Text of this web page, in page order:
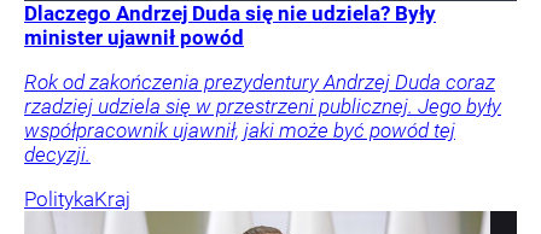
Dlaczego Andrzej Duda się nie udziela? Były
minister ujawnił powód
Rok od zakończenia prezydentury Andrzej Duda coraz
rzadziej udziela się w przestrzeni publicznej. Jego były
współpracownik ujawnił, jaki może być powód tej
decyzji.
PolitykaKraj